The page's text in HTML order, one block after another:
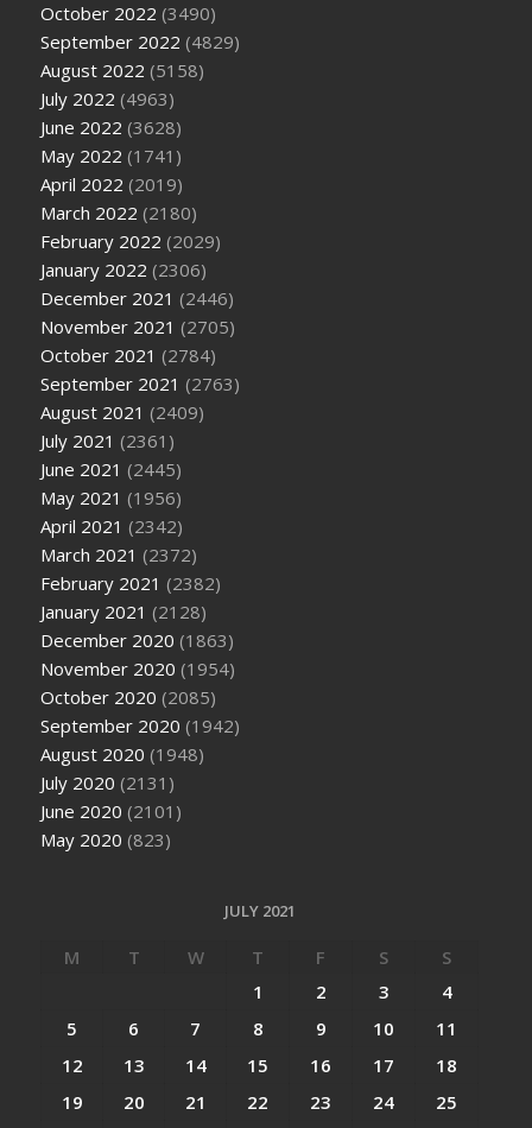
October 2022 (3490)
September 2022 (4829)
August 2022 (5158)
July 2022 (4963)
June 2022 (3628)
May 2022 (1741)
April 2022 (2019)
March 2022 (2180)
February 2022 (2029)
January 2022 (2306)
December 2021 (2446)
November 2021 (2705)
October 2021 (2784)
September 2021 (2763)
August 2021 (2409)
July 2021 (2361)
June 2021 (2445)
May 2021 (1956)
April 2021 (2342)
March 2021 (2372)
February 2021 (2382)
January 2021 (2128)
December 2020 (1863)
November 2020 (1954)
October 2020 (2085)
September 2020 (1942)
August 2020 (1948)
July 2020 (2131)
June 2020 (2101)
May 2020 (823)
JULY 2021
M T W T F S
S
1
2 3
4
5
6 7 8 9 10
11
12
13 14 15 16 17
18
19
20 21 22 23 24
25